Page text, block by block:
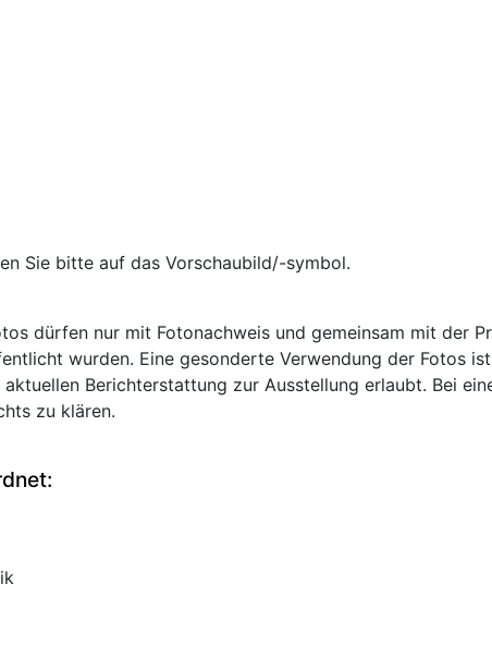
Sie bitte auf das Vorschaubild/-symbol.
dürfen nur mit Fotonachweis und gemeinsam mit der
wurden. Eine gesonderte Verwendung der Fotos
Berichterstattung zur Ausstellung erlaubt. Bei
zu klären.